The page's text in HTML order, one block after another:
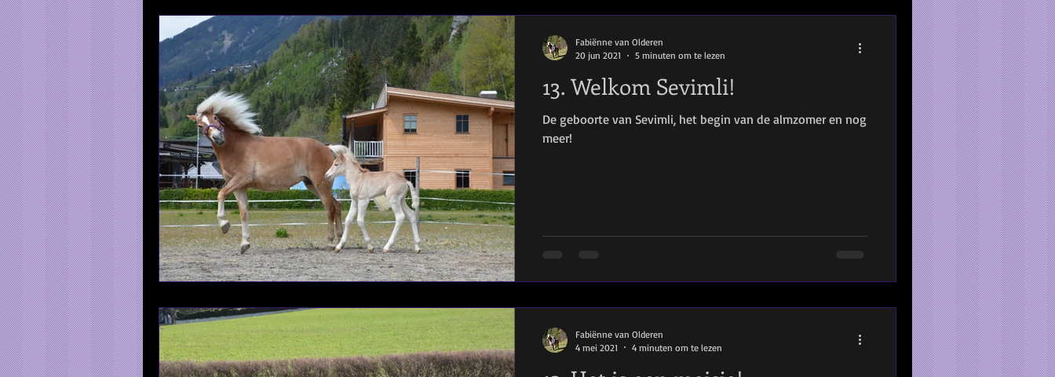
13. Welkom Sevimli!
De geboorte van Sevimli, het begin van de almzomer en nog
meer!
Fabiënne van Olderen
20 jun 2021
5 minuten om te lezen
Fabiënne van Olderen
4 mei 2021
4 minuten om te lezen